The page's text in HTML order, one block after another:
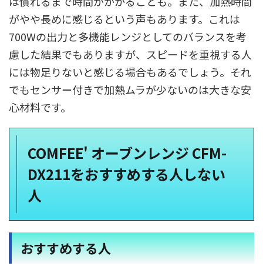
がやや長めに感じるという声もあります。これは
700Wの出力と多機能レンジとしてのバランスを考
慮した結果でもありますが、スピードを重視する人
には物足りないと感じる場合もあるでしょう。それ
でもセンサー付きで加熱ムラが少ないのは大きな安
心材料です。
COMFEE' オーブンレンジ CFM-
DX211をおすすめする人しない
人
おすすめする人